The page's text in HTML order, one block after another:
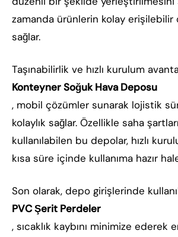
zamanda ürünlerin kolay erişilebilir
sağlar.
Taşınabilirlik ve hızlı kurulum
Konteyner Soğuk Hava Deposu
, mobil çözümler sunarak lojistik
kolaylık sağlar. Özellikle saha
kullanılabilen bu depolar, hızlı
kısa süre içinde kullanıma hazır
Son olarak, depo girişlerinde
PVC Şerit Perdeler
, sıcaklık kaybını minimize ederek